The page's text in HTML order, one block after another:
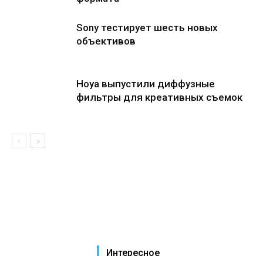
Sony тестирует шесть новых
объективов
Hoya выпустили диффузные
фильтры для креативных съемок
Интересное